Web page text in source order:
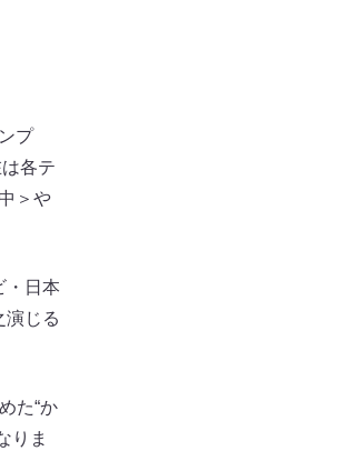
プ
各テ
＞や
・日本
演じる
た“か
りま